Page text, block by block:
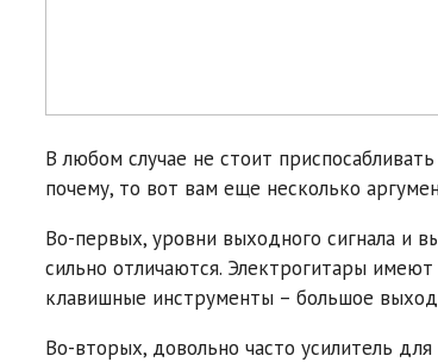
В любом случае не стоит
почему, то вот вам еще несколько
Во-первых, уровни выходного сигнала и
сильно отличаются. Электрогитары
клавишные инструменты – большое
Во-вторых, довольно часто усилитель